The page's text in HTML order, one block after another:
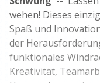
wehen! Dieses
Spaß und
der
funktionales
Kreativität,